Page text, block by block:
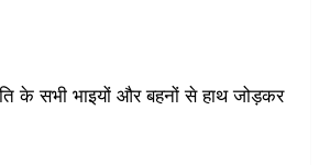
के सभी भाइयों और बहनों से हाथ जोड़कर